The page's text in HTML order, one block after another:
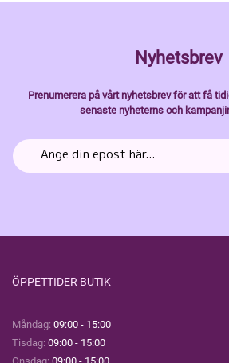
Nyhetsbrev
Prenumerera på vårt nyhetsbrev för att få
senaste nyheterns och
ÖPPETTIDER BUTIK
Måndag: 09:00 - 15:00
Tisdag: 09:00 - 15:00